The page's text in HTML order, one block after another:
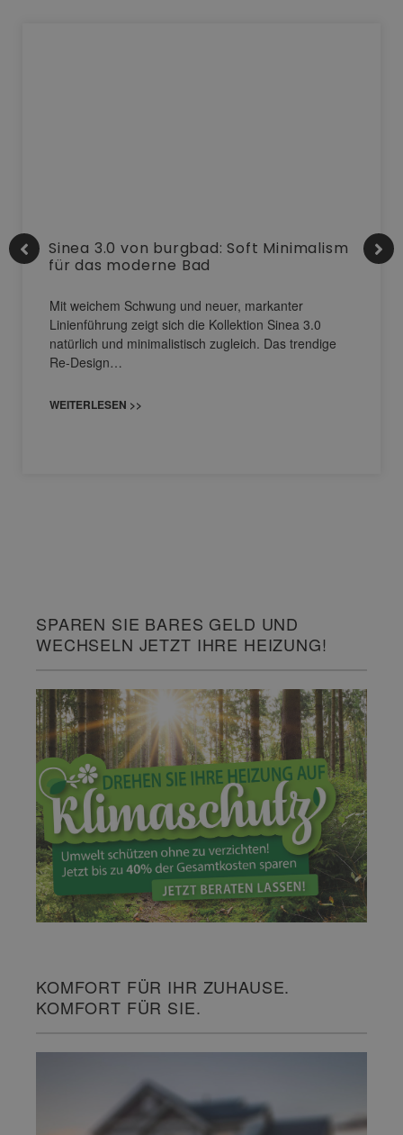
Sinea 3.0 von burgbad: Soft Minimalism
für das moderne Bad
Mit weichem Schwung und neuer, markanter
Linienführung zeigt sich die Kollektion Sinea 3.0
natürlich und minimalistisch zugleich. Das trendige
Re-Design…
WEITERLESEN >>
SPAREN SIE BARES GELD UND
WECHSELN JETZT IHRE HEIZUNG!
KOMFORT FÜR IHR ZUHAUSE.
KOMFORT FÜR SIE.